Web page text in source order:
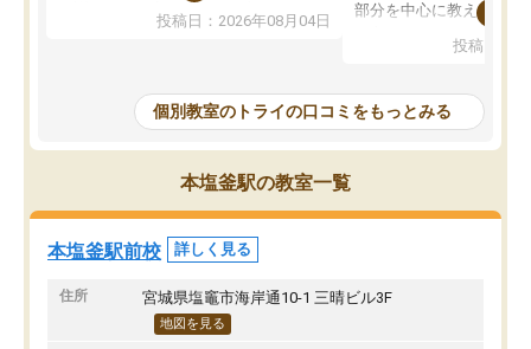
月謝がとても高くトライに良いイメー
ジがありませんでした。
し始めた形です。
しかし、以前とは違い料金がリーズナ
ブルでびっくりしました。
通って1年以上ですが、勉強への取り組
み方が真っすぐに変化（率先して自宅
で復習や予習をする）し成績も向上し
ています。
駅前なので送り迎えが少々負担になっ
ていますが、それを加味しても通って
損はないなと感じています。
投稿日：2026年08月04日
部分を中心に教えてもら
わからないところもそ
もらえたので、勉強への
しずつなくなりました。
その結果成績も上がり、
たのを覚えています。
塾だと思います。
投稿日：
個別教室のトライの口コミをもっとみる
本塩釜駅の教室一覧
本塩釜駅前校 詳しく見る
住所 宮城県塩竈市海岸通10-1 三晴ビル3F
地図を見る